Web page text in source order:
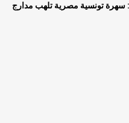
سهرة تونسية مصرية تلهب مدارج